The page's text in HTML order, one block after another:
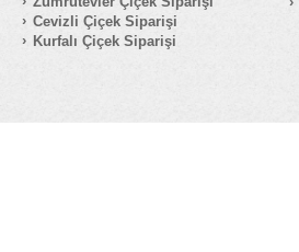
Cevizli Çiçek Siparişi
Kurfalı Çiçek Siparişi